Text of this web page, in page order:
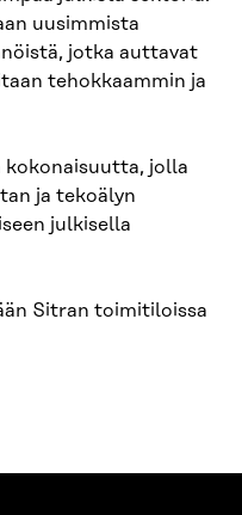
uusimmista
jotka auttavat
tehokkaammin ja
kokonaisuutta, jolla
ja tekoälyn
julkisella
Sitran toimitiloissa